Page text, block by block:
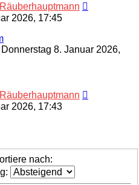
Räuberhauptmann
2026, 17:45
Donnerstag 8. Januar 2026,
Räuberhauptmann
2026, 17:43
nach: